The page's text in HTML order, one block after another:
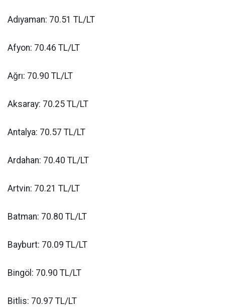
Adıyaman: 70.51 TL/LT
Afyon: 70.46 TL/LT
Ağrı: 70.90 TL/LT
Aksaray: 70.25 TL/LT
Antalya: 70.57 TL/LT
Ardahan: 70.40 TL/LT
Artvin: 70.21 TL/LT
Batman: 70.80 TL/LT
Bayburt: 70.09 TL/LT
Bingöl: 70.90 TL/LT
Bitlis: 70.97 TL/LT